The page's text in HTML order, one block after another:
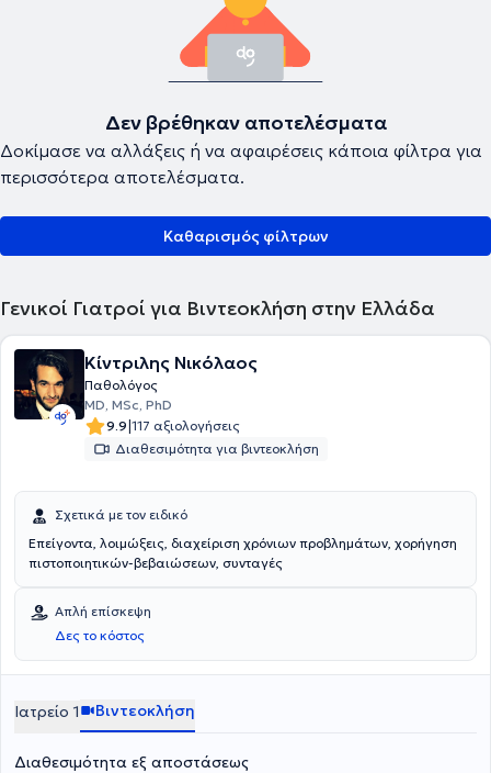
Δεν βρέθηκαν αποτελέσματα
Δοκίμασε να αλλάξεις ή να αφαιρέσεις κάποια φίλτρα για
περισσότερα αποτελέσματα.
Καθαρισμός φίλτρων
Γενικοί Γιατροί για Βιντεοκλήση στην Ελλάδα
Κίντριλης Νικόλαος
Παθολόγος
MD, MSc, PhD
9.9|117 αξιολογήσεις
Διαθεσιμότητα για βιντεοκλήση
Σχετικά με τον ειδικό
Επείγοντα, λοιμώξεις, διαχείριση χρόνιων προβλημάτων, χορήγηση
πιστοποιητικών-βεβαιώσεων, συνταγές
Απλή επίσκεψη
Δες το κόστος
Ιατρείο 1 Βιντεοκλήση
Διαθεσιμότητα εξ αποστάσεως